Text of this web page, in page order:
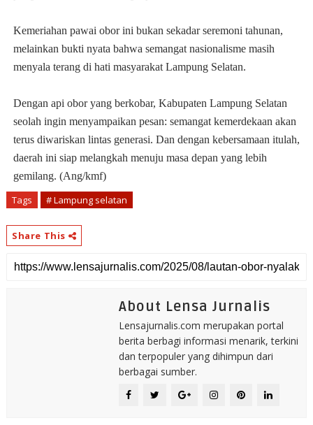
Kemeriahan pawai obor ini bukan sekadar seremoni tahunan,
melainkan bukti nyata bahwa semangat nasionalisme masih
menyala terang di hati masyarakat Lampung Selatan.
Dengan api obor yang berkobar, Kabupaten Lampung Selatan
seolah ingin menyampaikan pesan: semangat kemerdekaan akan
terus diwariskan lintas generasi. Dan dengan kebersamaan itulah,
daerah ini siap melangkah menuju masa depan yang lebih
gemilang. (Ang/kmf)
Tags # Lampung selatan
Share This
About Lensa Jurnalis
Lensajurnalis.com merupakan portal
berita berbagi informasi menarik, terkini
dan terpopuler yang dihimpun dari
berbagai sumber.